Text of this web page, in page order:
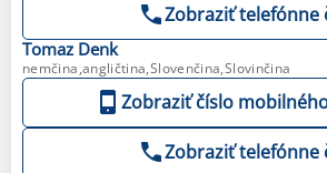
Zobraziť telefónne
Tomaz Denk
nemčina,angličtina,Slovenčina,Slovinčina
Zobraziť číslo
Zobraziť telefónne